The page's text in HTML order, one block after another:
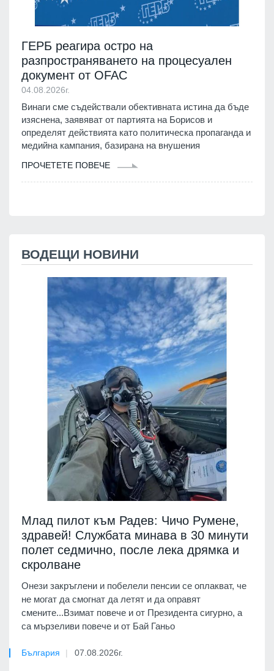
ГЕРБ реагира остро на
разпространяването на процесуален
документ от OFAC
04.08.2026г.
Винаги сме съдействали обективната истина да бъде
изяснена, заявяват от партията на Борисов и
определят действията като политическа пропаганда и
медийна кампания, базирана на внушения
ПРОЧЕТЕТЕ ПОВЕЧЕ
ВОДЕЩИ НОВИНИ
Млад пилот към Радев: Чичо Румене,
здравей! Службата минава в 30 минути
полет седмично, после лека дрямка и
скролване
Онези закръглени и побелели пенсии се оплакват, че
не могат да смогнат да летят и да оправят
смените...Взимат повече и от Президента сигурно, а
са мързеливи повече и от Бай Ганьо
България 07.08.2026г.